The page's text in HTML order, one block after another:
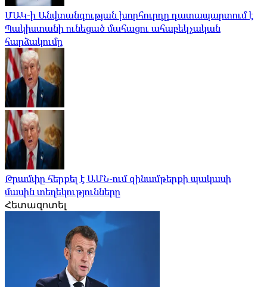
ՄԱԿ-ի Անվտանգության խորհուրդը դատապարտում է
Պակիստանի ունեցած մահացու ահաբեկչական
հարձակումը
Թրամփը հերքել է ԱՄՆ-ում զինամթերքի պակասի
մասին տեղեկությունները
Հետազոտել